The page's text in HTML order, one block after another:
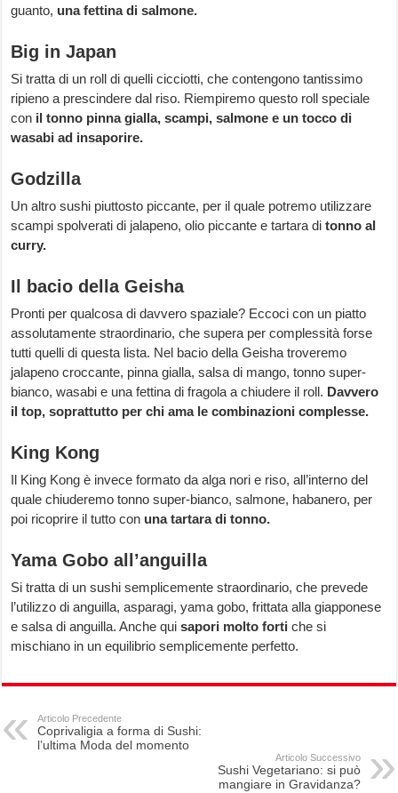
guanto, una fettina di salmone.
Big in Japan
Si tratta di un roll di quelli cicciotti, che contengono tantissimo
ripieno a prescindere dal riso. Riempiremo questo roll speciale
con il tonno pinna gialla, scampi, salmone e un tocco di
wasabi ad insaporire.
Godzilla
Un altro sushi piuttosto piccante, per il quale potremo utilizzare
scampi spolverati di jalapeno, olio piccante e tartara di tonno al
curry.
Il bacio della Geisha
Pronti per qualcosa di davvero spaziale? Eccoci con un piatto
assolutamente straordinario, che supera per complessità forse
tutti quelli di questa lista. Nel bacio della Geisha troveremo
jalapeno croccante, pinna gialla, salsa di mango, tonno super-
bianco, wasabi e una fettina di fragola a chiudere il roll. Davvero
il top, soprattutto per chi ama le combinazioni complesse.
King Kong
Il King Kong è invece formato da alga nori e riso, all’interno del
quale chiuderemo tonno super-bianco, salmone, habanero, per
poi ricoprire il tutto con una tartara di tonno.
Yama Gobo all’anguilla
Si tratta di un sushi semplicemente straordinario, che prevede
l’utilizzo di anguilla, asparagi, yama gobo, frittata alla giapponese
e salsa di anguilla. Anche qui sapori molto forti che si
mischiano in un equilibrio semplicemente perfetto.
Articolo Precedente
Coprivaligia a forma di Sushi:
l’ultima Moda del momento
Articolo Successivo
Sushi Vegetariano: si può
mangiare in Gravidanza?